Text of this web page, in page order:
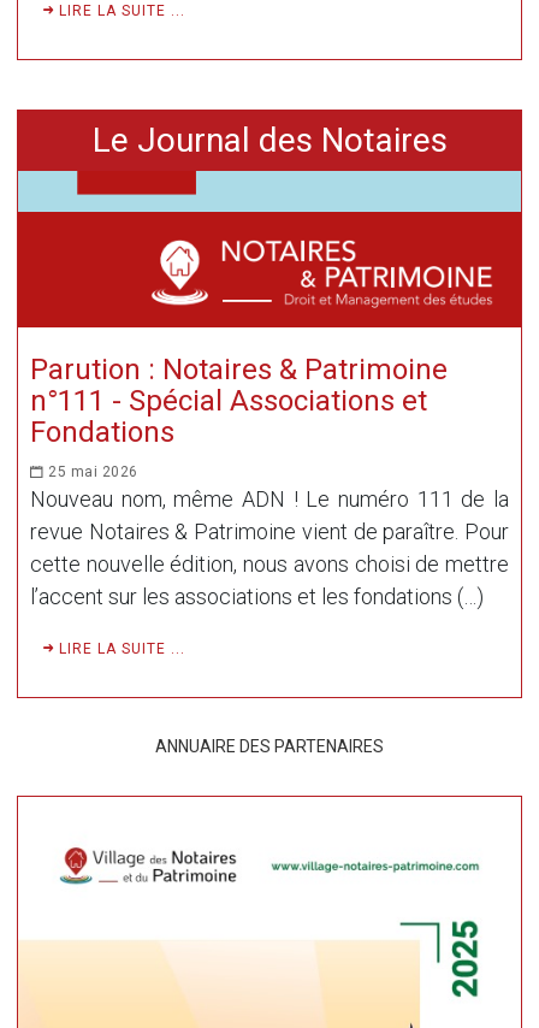
LIRE LA SUITE ...
Le Journal des Notaires
Parution : Notaires & Patrimoine
n°111 - Spécial Associations et
Fondations
25 mai 2026
Nouveau nom, même ADN ! Le numéro 111 de la
revue Notaires & Patrimoine vient de paraître. Pour
cette nouvelle édition, nous avons choisi de mettre
l’accent sur les associations et les fondations (…)
LIRE LA SUITE ...
ANNUAIRE DES PARTENAIRES